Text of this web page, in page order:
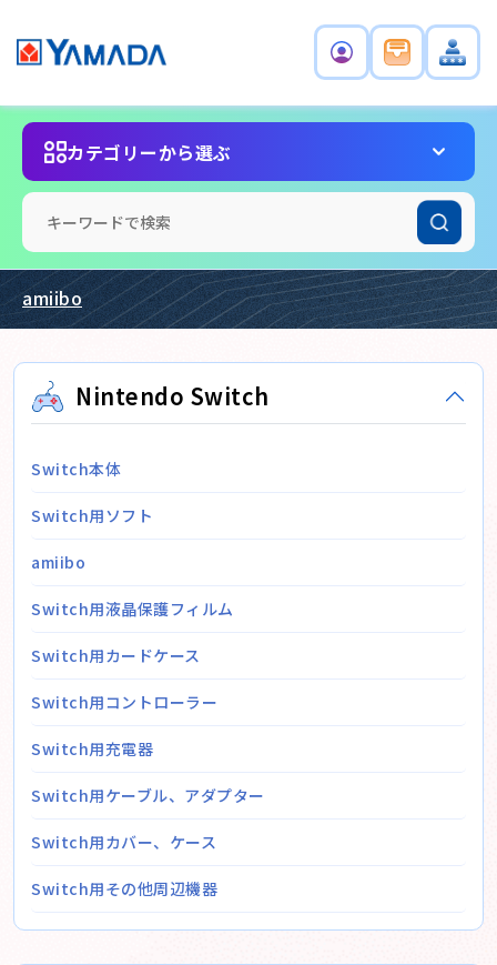
カテゴリーから選ぶ
amiibo
Nintendo Switch
Switch本体
Switch用ソフト
amiibo
Switch用液晶保護フィルム
Switch用カードケース
Switch用コントローラー
Switch用充電器
Switch用ケーブル、アダプター
Switch用カバー、ケース
Switch用その他周辺機器